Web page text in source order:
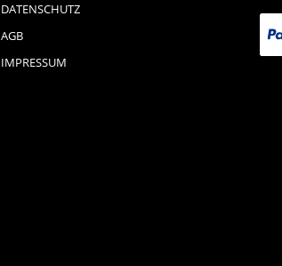
DATENSCHUTZ
AGB
IMPRESSUM